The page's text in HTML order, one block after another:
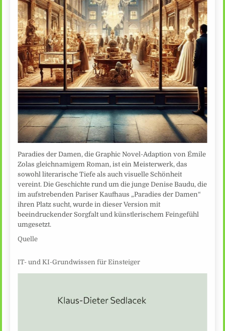
Paradies der Damen, die Graphic Novel-Adaption von Émile
Zolas gleichnamigem Roman, ist ein Meisterwerk, das
sowohl literarische Tiefe als auch visuelle Schönheit
vereint. Die Geschichte rund um die junge Denise Baudu, die
im aufstrebenden Pariser Kaufhaus „Paradies der Damen“
ihren Platz sucht, wurde in dieser Version mit
beeindruckender Sorgfalt und künstlerischem Feingefühl
umgesetzt.
Quelle
IT- und KI-Grundwissen für Einsteiger